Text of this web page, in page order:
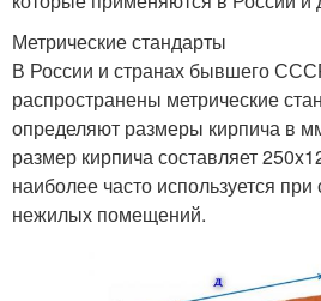
Метрические стандарты
В России и странах бывшего
распространены метрические
определяют размеры кирпича в
размер кирпича составляет
наиболее часто используется
нежилых помещений.